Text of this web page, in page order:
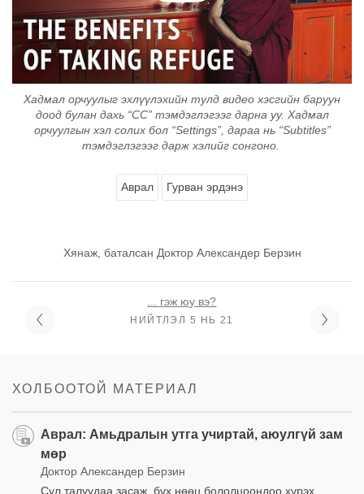
Хадмал орчуулыг эхлүүлэхийн тулд видео хэсгийн баруун
доод булан дахь “CC” тэмдэглэгээг дарна уу. Хадмал
орчуулгын хэл солих бол “Settings”, дараа нь “Subtitles”
тэмдэглэгээг дарж хэлийг сонгоно.
Аврал Гурван эрдэнэ
Хянаж, баталсан Доктор Александер Берзин
... гэж юу вэ?
НИЙТЛЭЛ 5 НЬ 21
ХОЛБООТОЙ МАТЕРИАЛ
Аврал: Амьдралын утга учиртай, аюулгүй зам
мөр
Доктор Александер Берзин
Сул талуудаа засаж, бүх нөөц бололцоондоо хүрэх